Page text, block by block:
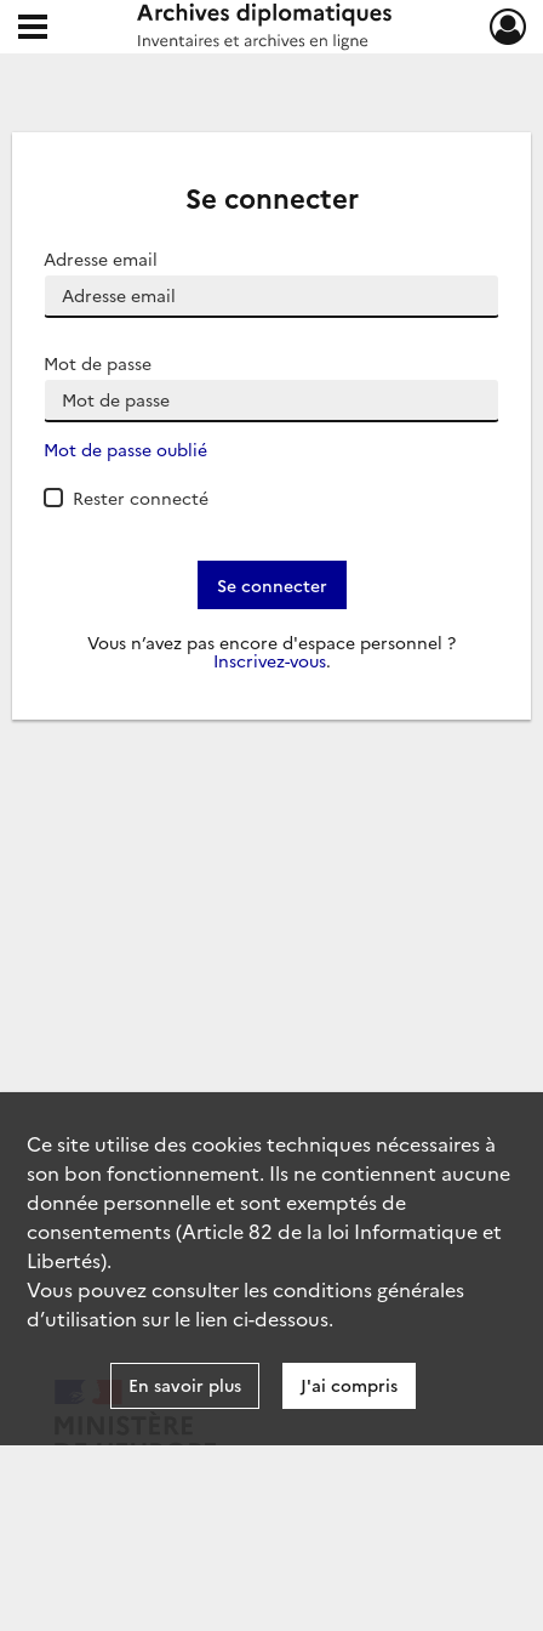
Archives diplomatiques
Ouvrir le menu déroulant
Se connecter
Adresse email
Mot de passe
Mot de passe oublié
Rester connecté
Se connecter
Vous n’avez pas encore d'espace personnel ?
Inscrivez-vous.
Ce site utilise descookiestechniques nécessaires à
son bon fonctionnement. Ils ne contiennent aucune
donnée personnelle et sont exemptés de
consentements (Article 82 de la loi Informatique et
Libertés).
Vous pouvez consulter les conditions générales
d’utilisation sur le lien ci-dessous.
En savoir plus J'ai compris